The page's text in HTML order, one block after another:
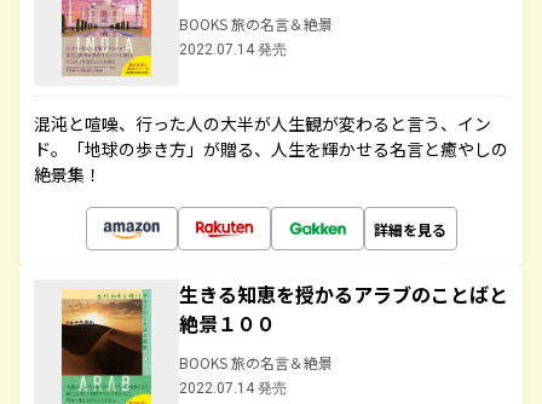
BOOKS 旅の名言＆絶景
2022.07.14 発売
混沌と喧噪、行った人の大半が人生観が変わると言う、イン
ド。「地球の歩き方」が贈る、人生を輝かせる名言と癒やしの
絶景集！
詳細を見る
生きる知恵を授かるアラブのことばと
絶景１００
BOOKS 旅の名言＆絶景
2022.07.14 発売